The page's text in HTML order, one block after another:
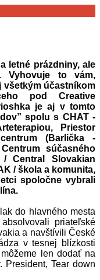
letné prázdniny, ale
Vyhovuje to vám,
všetkým účastníkom
pod Creative
je aj v tomto
spolu s CHAT -
,
Priestor
(Barlička -
súčasného
/ Central Slovakian
/ škola a komunita,
spoločne vybrali
do hlavného mesta
priateľské
a navštívili České
v tesnej blízkosti
len dodať na
President, Tear down